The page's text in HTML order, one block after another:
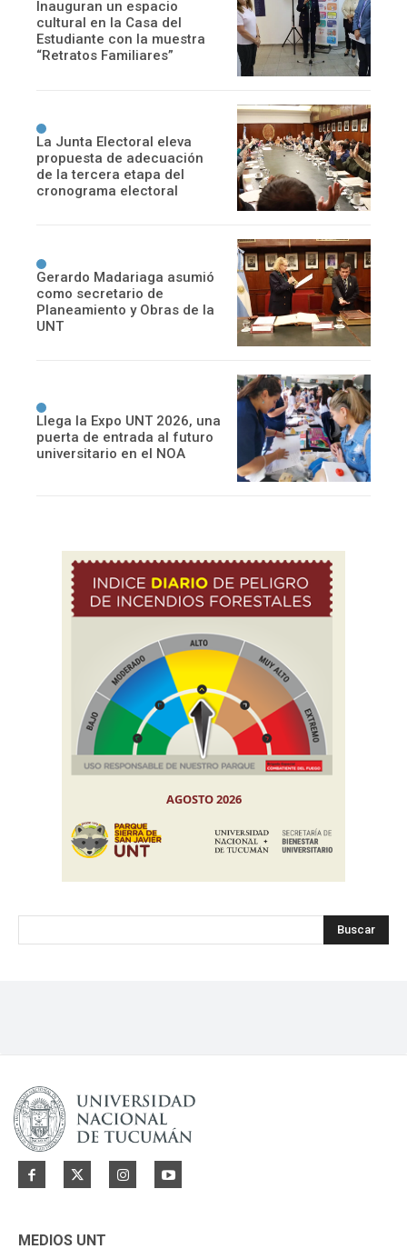
Inauguran un espacio
cultural en la Casa del
Estudiante con la muestra
“Retratos Familiares”
La Junta Electoral eleva
propuesta de adecuación
de la tercera etapa del
cronograma electoral
Gerardo Madariaga asumió
como secretario de
Planeamiento y Obras de la
UNT
Llega la Expo UNT 2026, una
puerta de entrada al futuro
universitario en el NOA
Buscar
MEDIOS UNT